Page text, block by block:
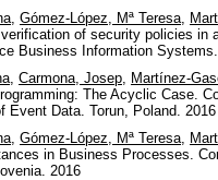
, Gómez-López, Mª Teresa,
of security policies
Business Information
, Carmona, Josep, Martínez-
The Acyclic Case.
Event Data. Torun, Poland. 2016
, Gómez-López, Mª Teresa,
in Business Processes.
2016